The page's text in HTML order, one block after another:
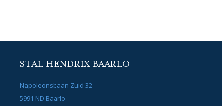
STAL HENDRIX BAARLO
Napoleonsbaan Zuid 32
5991 ND Baarlo